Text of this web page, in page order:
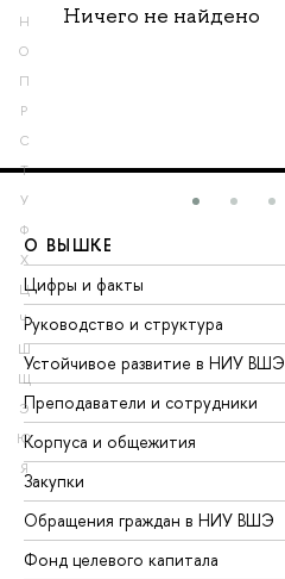
Н
О
П
Р
С
Т
У
Ф
Х
Ц
Ч
Ш
Щ
Э
Ю
Я
Ничего не найдено
О ВЫШКЕ
Цифры и факты
Руководство и структура
Устойчивое развитие в НИУ ВШЭ
Преподаватели и сотрудники
Корпуса и общежития
Закупки
Обращения граждан в НИУ ВШЭ
Фонд целевого капитала